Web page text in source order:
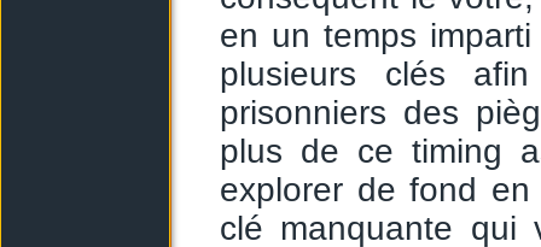
en un temps
plusieurs clés
prisonniers des
plus de ce timing
explorer de fond
clé manquante qui